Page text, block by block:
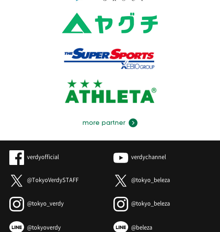
more partner
verdyofficial verdychannel
@TokyoVerdySTAFF @tokyo_beleza
@tokyo_verdy @tokyo_beleza
@tokyoverdy @beleza